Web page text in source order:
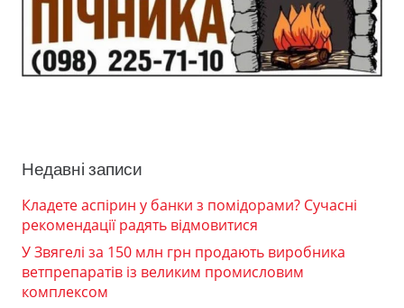
Недавні записи
Кладете аспірин у банки з помідорами? Сучасні
рекомендації радять відмовитися
У Звягелі за 150 млн грн продають виробника
ветпрепаратів із великим промисловим
комплексом